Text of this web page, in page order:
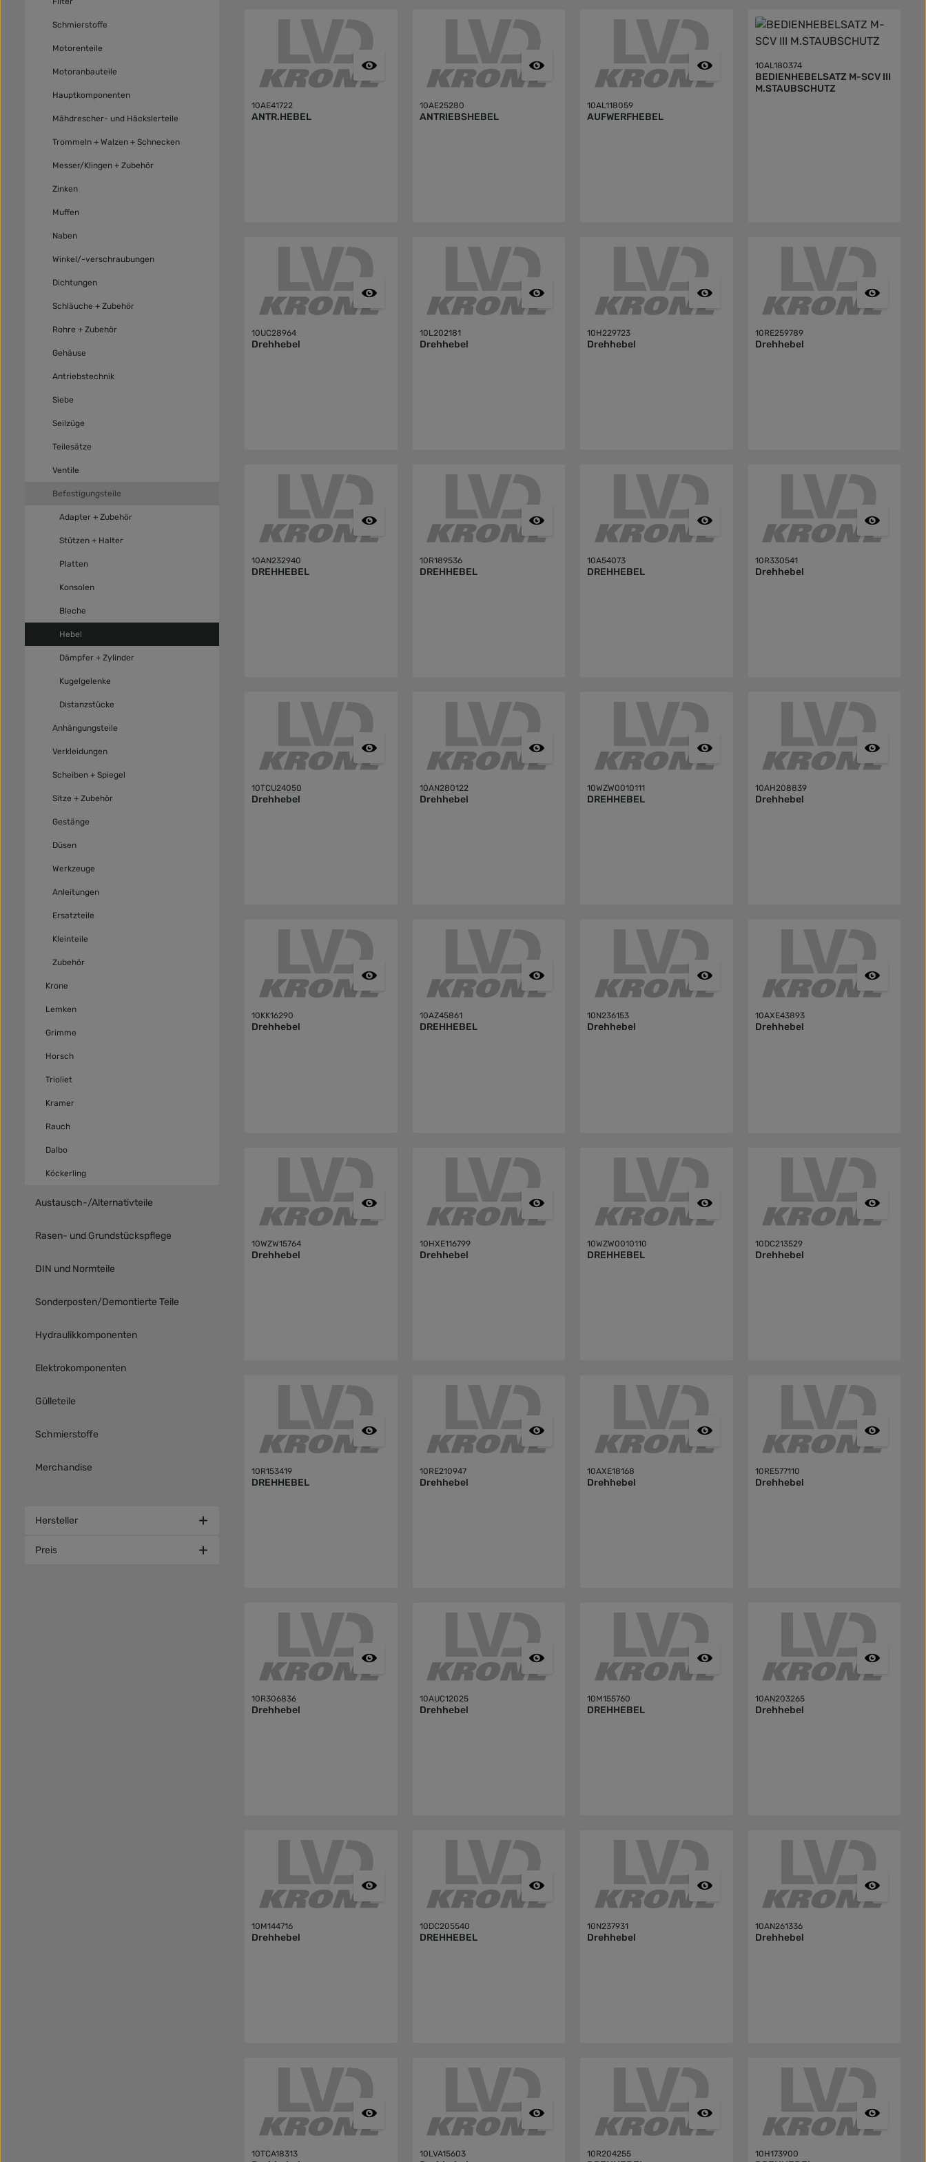
Schmierstoffe
Motorenteile
Motoranbauteile
Hauptkomponenten
Mähdrescher- und Häckslerteile
Trommeln + Walzen + Schnecken
Messer/Klingen + Zubehör
Zinken
Muffen
Naben
Winkel/-verschraubungen
Dichtungen
Schläuche + Zubehör
Rohre + Zubehör
Gehäuse
Antriebstechnik
Siebe
Seilzüge
Teilesätze
Ventile
Befestigungsteile
Adapter + Zubehör
Stützen + Halter
Platten
Konsolen
Bleche
Hebel
Dämpfer + Zylinder
Kugelgelenke
Distanzstücke
Anhängungsteile
Verkleidungen
Scheiben + Spiegel
Sitze + Zubehör
Gestänge
Düsen
Werkzeuge
Anleitungen
Ersatzteile
Kleinteile
Zubehör
Krone
Lemken
Grimme
Horsch
Trioliet
Kramer
Rauch
Dalbo
Köckerling
Austausch-/Alternativteile
Rasen- und Grundstückspflege
DIN und Normteile
Sonderposten/Demontierte Teile
Hydraulikkomponenten
Elektrokomponenten
Gülleteile
Schmierstoffe
Merchandise
Hersteller
Preis
10AE41722
ANTR.HEBEL
10AE25280
ANTRIEBSHEBEL
10AL118059
AUFWERFHEBEL
10AL180374
BEDIENHEBELSATZ M-SCV III
M.STAUBSCHUTZ
10UC28964
Drehhebel
10L202181
Drehhebel
10H229723
Drehhebel
10RE259789
Drehhebel
10AN232940
DREHHEBEL
10R189536
DREHHEBEL
10A54073
DREHHEBEL
10R330541
Drehhebel
10TCU24050
Drehhebel
10AN280122
Drehhebel
10WZW0010111
DREHHEBEL
10AH208839
Drehhebel
10KK16290
Drehhebel
10AZ45861
DREHHEBEL
10N236153
Drehhebel
10AXE43893
Drehhebel
10WZW15764
Drehhebel
10HXE116799
Drehhebel
10WZW0010110
DREHHEBEL
10DC213529
Drehhebel
10R153419
DREHHEBEL
10RE210947
Drehhebel
10AXE18168
Drehhebel
10RE577110
Drehhebel
10R306836
Drehhebel
10AUC12025
Drehhebel
10M155760
DREHHEBEL
10AN203265
Drehhebel
10M144716
Drehhebel
10DC205540
DREHHEBEL
10N237931
Drehhebel
10AN261336
Drehhebel
10TCA18313 10LVA15603 10R204255 10H173900